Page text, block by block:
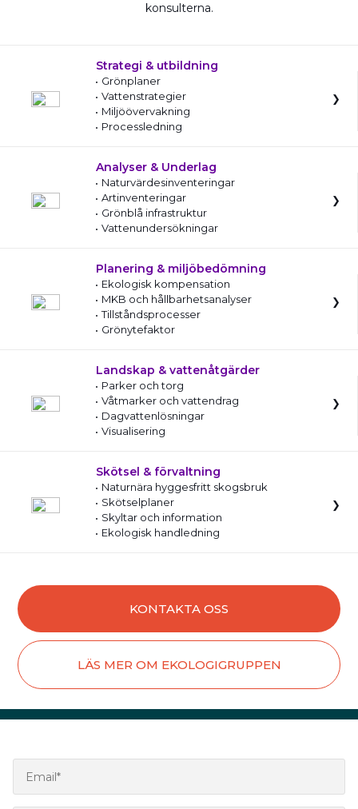
konsulterna.
Strategi & utbildning
Grönplaner
Vattenstrategier
Miljöövervakning
Processledning
Analyser & Underlag
Naturvärdesinventeringar
Artinventeringar
Grönblå infrastruktur
Vattenundersökningar
Planering & miljöbedömning
Ekologisk kompensation
MKB och hållbarhetsanalyser
Tillståndsprocesser
Grönytefaktor
Landskap & vattenåtgärder
Parker och torg
Våtmarker och vattendrag
Dagvattenlösningar
Visualisering
Skötsel & förvaltning
Naturnära hyggesfritt skogsbruk
Skötselplaner
Skyltar och information
Ekologisk handledning
KONTAKTA OSS
LÄS MER OM EKOLOGIGRUPPEN